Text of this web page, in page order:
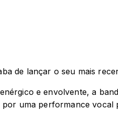
de lançar o seu mais
e envolvente, a
uma performance